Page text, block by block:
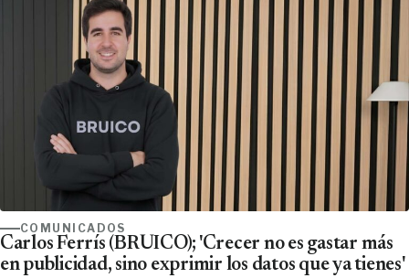
COMUNICADOS
Carlos Ferrís (BRUICO); 'Crecer no es gastar más
en publicidad, sino exprimir los datos que ya tienes'